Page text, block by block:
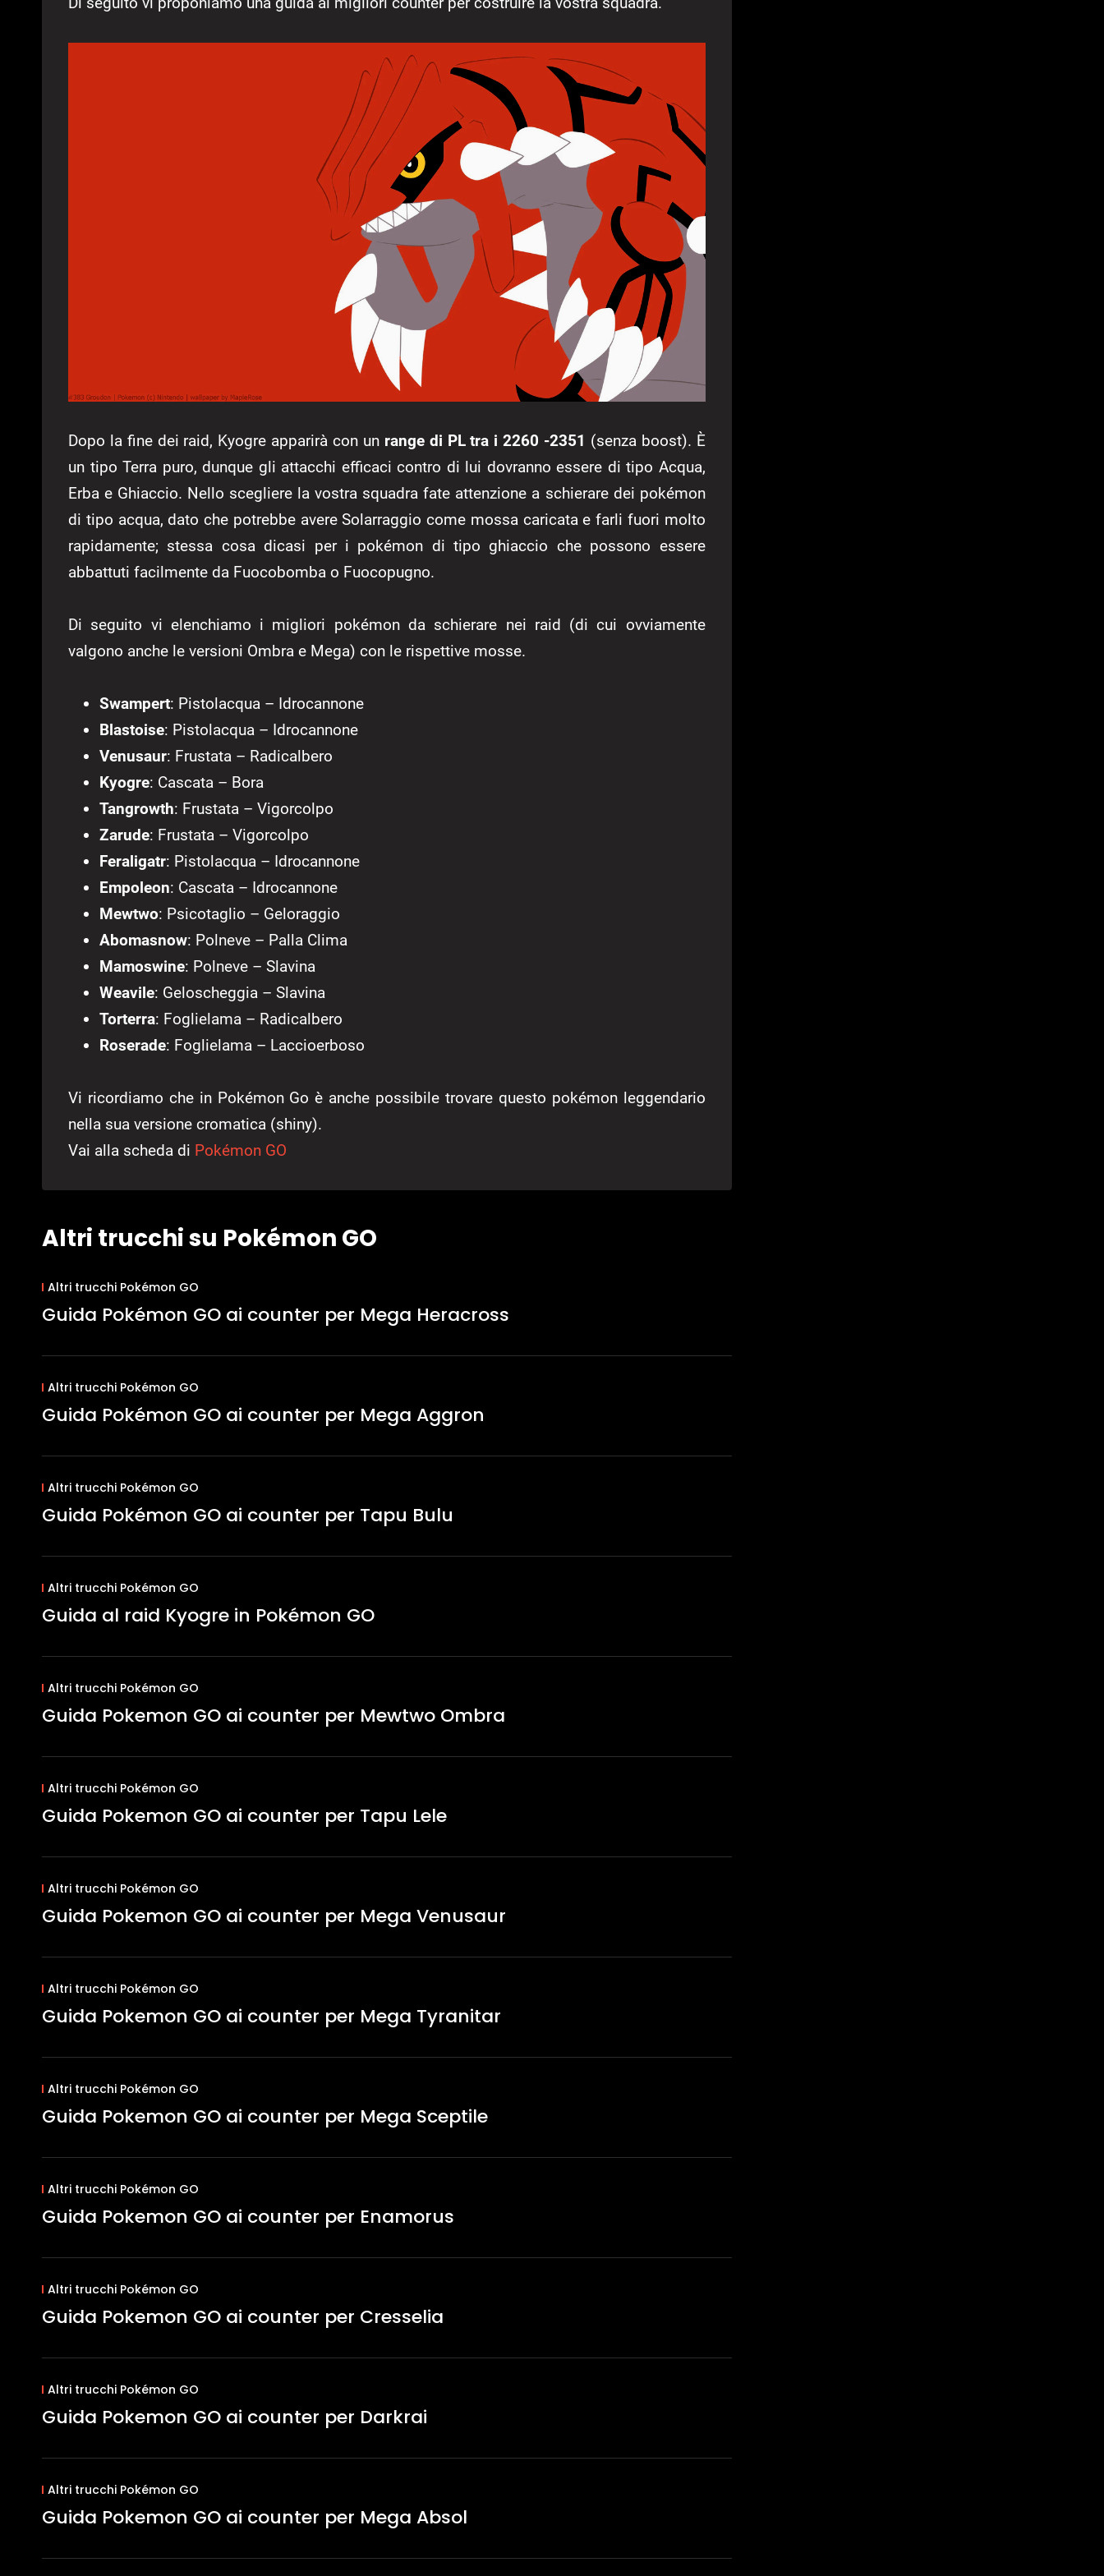
Dopo la fine dei raid, Kyogre apparirà con un range di PL tra i 2260 -2351 (senza boost). È
un tipo Terra puro, dunque gli attacchi efficaci contro di lui dovranno essere di tipo Acqua,
Erba e Ghiaccio. Nello scegliere la vostra squadra fate attenzione a schierare dei pokémon
di tipo acqua, dato che potrebbe avere Solarraggio come mossa caricata e farli fuori molto
rapidamente; stessa cosa dicasi per i pokémon di tipo ghiaccio che possono essere
abbattuti facilmente da Fuocobomba o Fuocopugno.
Di seguito vi elenchiamo i migliori pokémon da schierare nei raid (di cui ovviamente
valgono anche le versioni Ombra e Mega) con le rispettive mosse.
Swampert: Pistolacqua – Idrocannone
Blastoise: Pistolacqua – Idrocannone
Venusaur: Frustata – Radicalbero
Kyogre: Cascata – Bora
Tangrowth: Frustata – Vigorcolpo
Zarude: Frustata – Vigorcolpo
Feraligatr: Pistolacqua – Idrocannone
Empoleon: Cascata – Idrocannone
Mewtwo: Psicotaglio – Geloraggio
Abomasnow: Polneve – Palla Clima
Mamoswine: Polneve – Slavina
Weavile: Geloscheggia – Slavina
Torterra: Foglielama – Radicalbero
Roserade: Foglielama – Laccioerboso
Vi ricordiamo che in Pokémon Go è anche possibile trovare questo pokémon leggendario
nella sua versione cromatica (shiny).
Vai alla scheda di Pokémon GO
Altri trucchi su Pokémon GO
Altri trucchi Pokémon GO
Guida Pokémon GO ai counter per Mega Heracross
Altri trucchi Pokémon GO
Guida Pokémon GO ai counter per Mega Aggron
Altri trucchi Pokémon GO
Guida Pokémon GO ai counter per Tapu Bulu
Altri trucchi Pokémon GO
Guida al raid Kyogre in Pokémon GO
Altri trucchi Pokémon GO
Guida Pokemon GO ai counter per Mewtwo Ombra
Altri trucchi Pokémon GO
Guida Pokemon GO ai counter per Tapu Lele
Altri trucchi Pokémon GO
Guida Pokemon GO ai counter per Mega Venusaur
Altri trucchi Pokémon GO
Guida Pokemon GO ai counter per Mega Tyranitar
Altri trucchi Pokémon GO
Guida Pokemon GO ai counter per Mega Sceptile
Altri trucchi Pokémon GO
Guida Pokemon GO ai counter per Enamorus
Altri trucchi Pokémon GO
Guida Pokemon GO ai counter per Cresselia
Altri trucchi Pokémon GO
Guida Pokemon GO ai counter per Darkrai
Altri trucchi Pokémon GO
Guida Pokemon GO ai counter per Mega Absol